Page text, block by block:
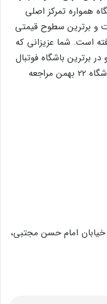
همواره تمرکز اصلی
و برترین سطوح قیمتی
است. شما عزیزانی که
برترین باشگاه فوتبال
می باشید می توانید با خیالی آسوده به باشگاه 22 بهمن مراجعه
امام حسن مجتبی،